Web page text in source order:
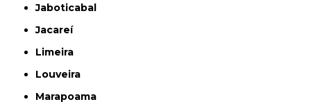
Jaboticabal
Jacareí
Limeira
Louveira
Marapoama